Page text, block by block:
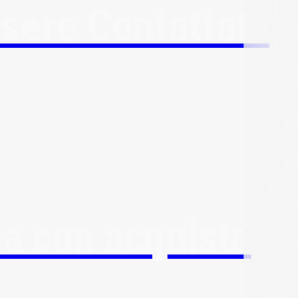
Contattato
con acquisto